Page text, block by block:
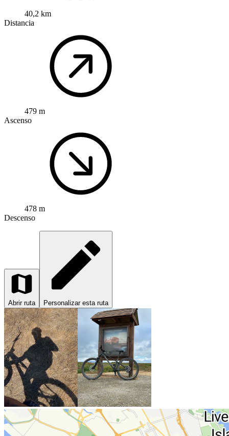
40,2 km
Distancia
479 m
Ascenso
478 m
Descenso
Abrir ruta Personalizar esta ruta